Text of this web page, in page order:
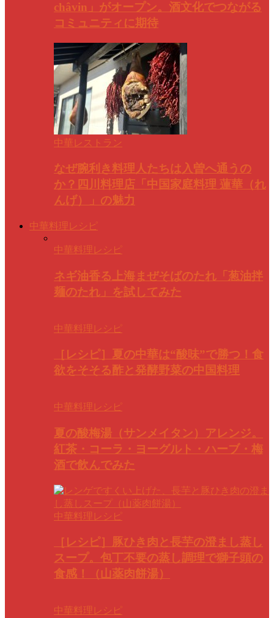
châvin」がオープン。酒文化でつながる
コミュニティに期待
中華レストラン
なぜ腕利き料理人たちは入曽へ通うの
か？四川料理店「中国家庭料理 蓮華（れ
んげ）」の魅力
中華料理レシピ
中華料理レシピ
ネギ油香る上海まぜそばのたれ「葱油拌
麺のたれ」を試してみた
中華料理レシピ
［レシピ］夏の中華は“酸味”で勝つ！食
欲をそそる酢と発酵野菜の中国料理
中華料理レシピ
夏の酸梅湯（サンメイタン）アレンジ。
紅茶・コーラ・ヨーグルト・ハーブ・梅
酒で飲んでみた
中華料理レシピ
［レシピ］豚ひき肉と長芋の澄まし蒸し
スープ。包丁不要の蒸し調理で獅子頭の
食感！（山薬肉餅湯）
中華料理レシピ